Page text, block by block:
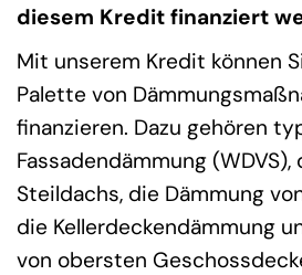
diesem Kredit finanziert
Mit unserem Kredit können
Palette von
finanzieren. Dazu gehören
Fassadendämmung
Steildachs, die Dämmung
die Kellerdeckendämmung
von obersten